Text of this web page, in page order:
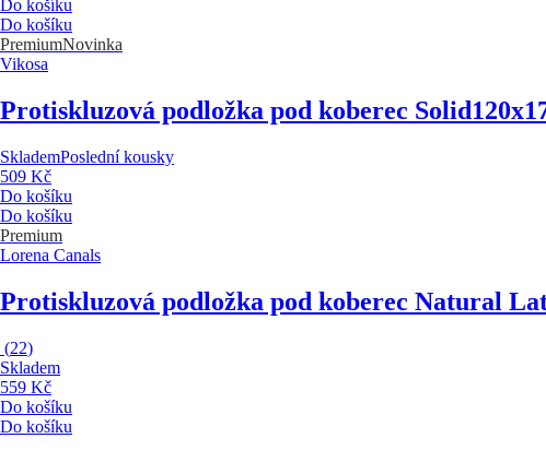
Do košíku
Do košíku
PremiumNovinka
Vikosa
Protiskluzová podložka pod koberec Solid
SklademPoslední kousky
509 Kč
Do košíku
Do košíku
Premium
Lorena Canals
Protiskluzová podložka pod koberec Natural
(22)
Skladem
559 Kč
Do košíku
Do košíku